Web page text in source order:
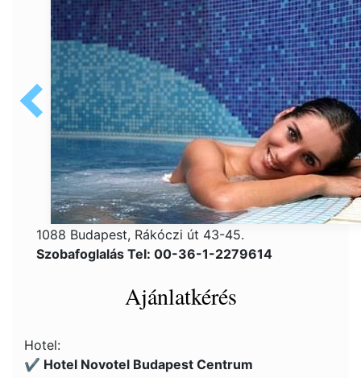
1088 Budapest, Rákóczi út 43-45.
Szobafoglalás Tel: 00-36-1-2279614
Ajánlatkérés
Hotel:
✔️ Hotel Novotel Budapest Centrum